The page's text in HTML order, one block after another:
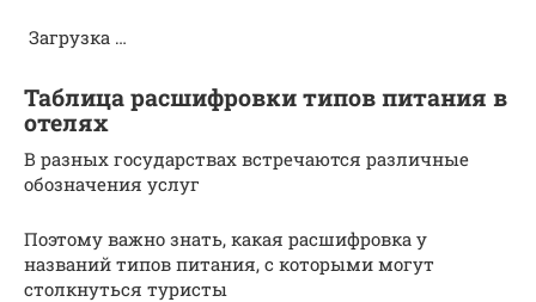
Загрузка …
Таблица расшифровки типов питания в
отелях
В разных государствах встречаются различные
обозначения услуг
Поэтому важно знать, какая расшифровка у
названий типов питания, с которыми могут
столкнуться туристы